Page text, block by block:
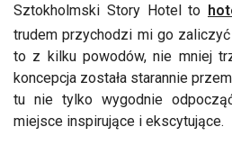
Sztokholmski Story Hotel to
trudem przychodzi mi go
to z kilku powodów, nie mniej
koncepcja została starannie
tu nie tylko wygodnie
miejsce inspirujące i ekscytujące.